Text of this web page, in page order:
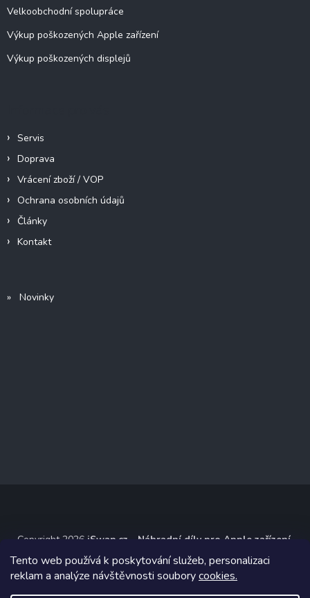
Tento web používá k poskytování služeb, personalizaci
reklam a analýze návštěvnosti souborycookies.
Velkoobchodní spolupráce
Výkup poškozených Apple zařízení
Výkup poškozených displejů
Servis
Doprava
Vrácení zboží / VOP
Ochrana osobních údajů
Články
Kontakt
» Novinky
Copyright 2026 iSwap.cz - Náhradní díly pro Apple zařízení
Všechna práva vyhrazena.
Grafický návrh vytvořil a na Shoptet implementoval
Shoptetak.cz.